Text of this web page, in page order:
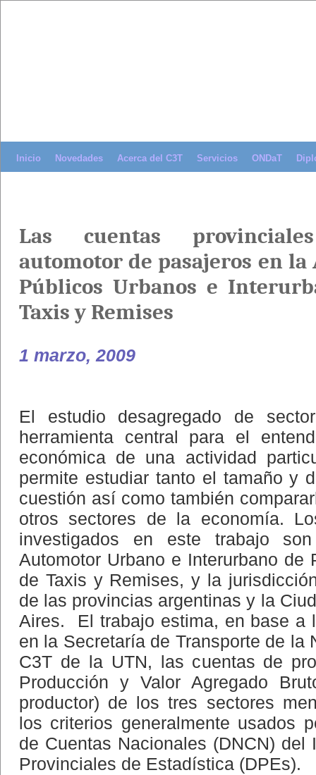
Inicio Novedades Acerca del C3T Servicios ONDaT
Las cuentas
automotor de pasajeros en
Públicos Urbanos e
Taxis y Remises
1 marzo, 2009
El estudio desagregado de
herramienta central para el
económica de una actividad
permite estudiar tanto el tamaño y
cuestión así como también
otros sectores de la economía.
investigados en este trabajo
Automotor Urbano e Interurbano de
de Taxis y Remises, y la
de las provincias argentinas y la
Aires. El trabajo estima, en base a
en la Secretaría de Transporte de la
C3T de la UTN, las cuentas de
Producción y Valor Agregado
productor) de los tres sectores
los criterios generalmente usados
de Cuentas Nacionales (DNCN) del
Provinciales de Estadística (DPEs).